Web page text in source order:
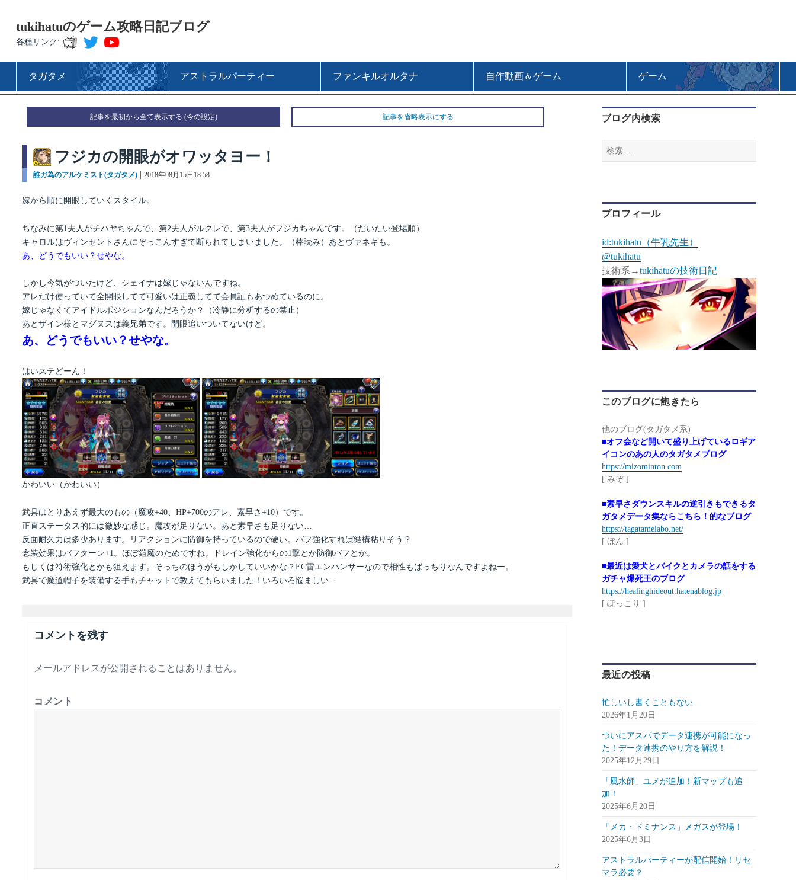
tukihatuのゲーム攻略日記ブログ
各種リンク:
タガタメ アストラルパーティー ファンキルオルタナ 自作動画＆ゲーム ゲーム
記事を最初から全て表示する 記事を省略表示にする
フジカの開眼がオワッタヨー！
カ
ゴ
誰ガ為のアルケミスト(タガタメ)
投
日:
2018年08月15日18:58
嫁から順に開眼していくスタイル。
ちなみに第1夫人がチハヤちゃんで、第2夫人がルクレで、第3夫人がフジカちゃんです。（だいたい登場順）
キャロルはヴィンセントさんにぞっこんすぎて断られてしまいました。（棒読み）あとヴァネキも。
あ、どうでもいい？せやな。
しかし今気がついたけど、シェイナは嫁じゃないんですね。
アレだけ使っていて全開眼してて可愛いは正義してて会員証もあつめているのに。
嫁じゃなくてアイドルポジションなんだろうか？（冷静に分析するの禁止）
あとザイン様とマグヌスは義兄弟です。開眼追いついてないけど。
あ、どうでもいい？せやな。
はいステどーん！
かわいい（かわいい）
武具はとりあえず最大のもの（魔攻+40、HP+700のアレ、素早さ+10）です。
正直ステータス的には微妙な感じ。魔攻が足りない。あと素早さも足りない…
反面耐久力は多少あります。リアクションに防御を持っているので硬い。バフ強化すれば結構粘りそう？
念装効果はバフターン+1。ほぼ鎧魔のためですね。ドレイン強化からの1撃とか防御バフとか。
もしくは符術強化とかも狙えます。そっちのほうがもしかしていいかな？EC雷エンハンサーなので相性もばっちりなんですよねー。
武具で魔道帽子を装備する手もチャットで教えてもらいました！いろいろ悩ましい…
コメントを残す
メールアドレスが公開されることはありません。
コメント
ブログ内検索
検
索
プロフィール
id:tukihatu（牛乳先生）
@tukihatu
技術系→tukihatuの技術日記
このブログに飽きたら
他のブログ(タガタメ系)
■オフ会など開いて盛り上げているロギア
イコンのあの人のタガタメブログ
https://mizominton.com
[ みぞ ]
■素早さダウンスキルの逆引きもできるタ
ガタメデータ集ならこちら！的なブログ
https://tagatamelabo.net/
[ ぼん ]
■最近は愛犬とバイクとカメラの話をする
ガチャ爆死王のブログ
https://healinghideout.hatenablog.jp
[ ぽっこり ]
最近の投稿
忙しいし書くこともない
2026年1月20日
ついにアスパでデータ連携が可能になっ
た！データ連携のやり方を解説！
2025年12月29日
「風水師」ユメが追加！新マップも追
加！
2025年6月20日
「メカ・ドミナンス」メガスが登場！
2025年6月3日
アストラルパーティーが配信開始！リセ
マラ必要？